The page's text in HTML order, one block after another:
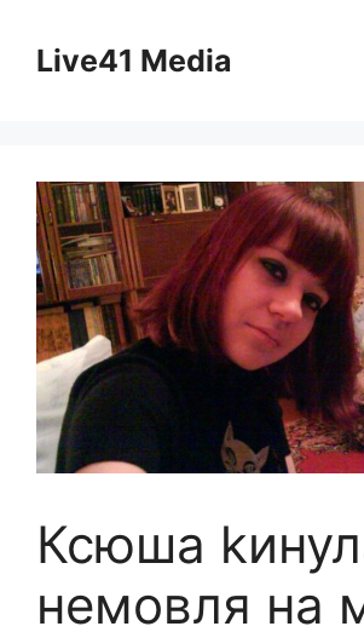
contentLive41 Media
Ксюша
немовля на